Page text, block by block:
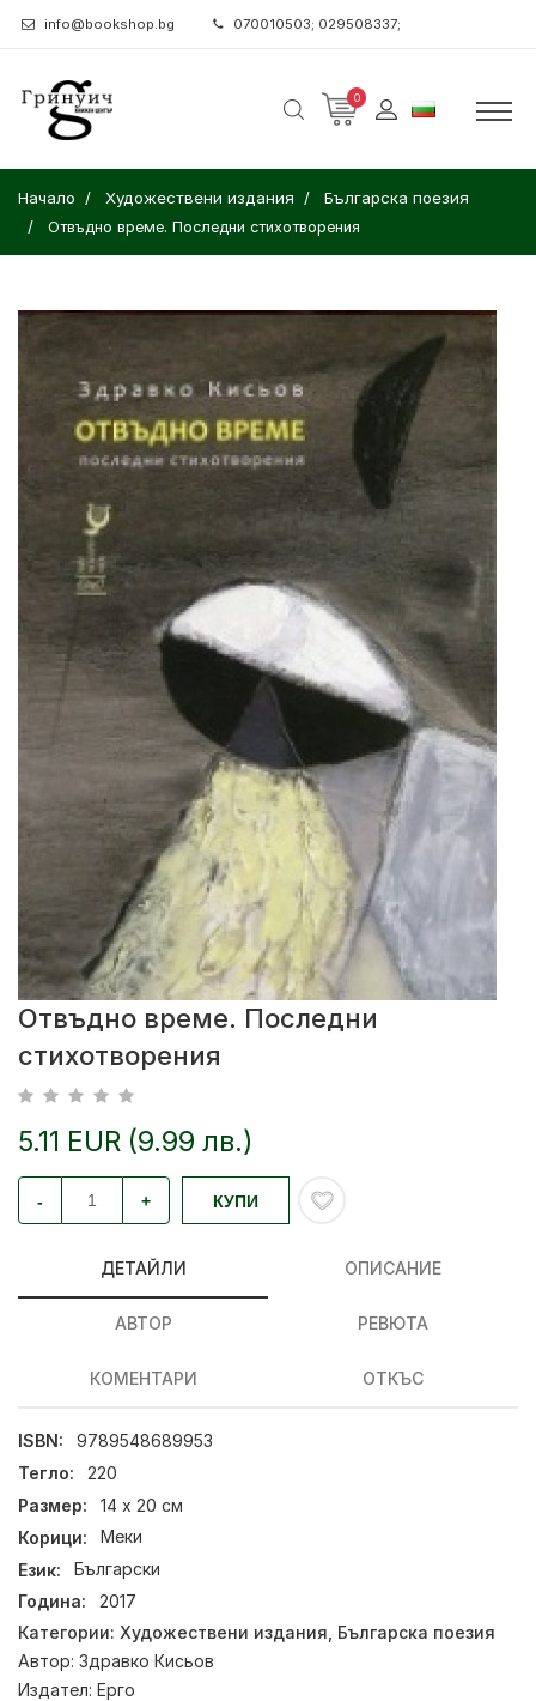
info@bookshop.bg 070010503; 029508337;
0
Начало Художествени издания Българска поезия
Отвъдно време. Последни стихотворения
Отвъдно време. Последни
стихотворения
5.11 EUR (9.99 лв.)
- + КУПИ
ДЕТАЙЛИ ОПИСАНИЕ
АВТОР РЕВЮТА
КОМЕНТАРИ ОТКЪС
ISBN:
9789548689953
Тегло:
220
Размер:
14 x 20 см
Корици:
Меки
Език:
Български
Година:
2017
Категории: Художествени издания Българска поезия
Автор: Здравко Кисьов
Издател: Ерго